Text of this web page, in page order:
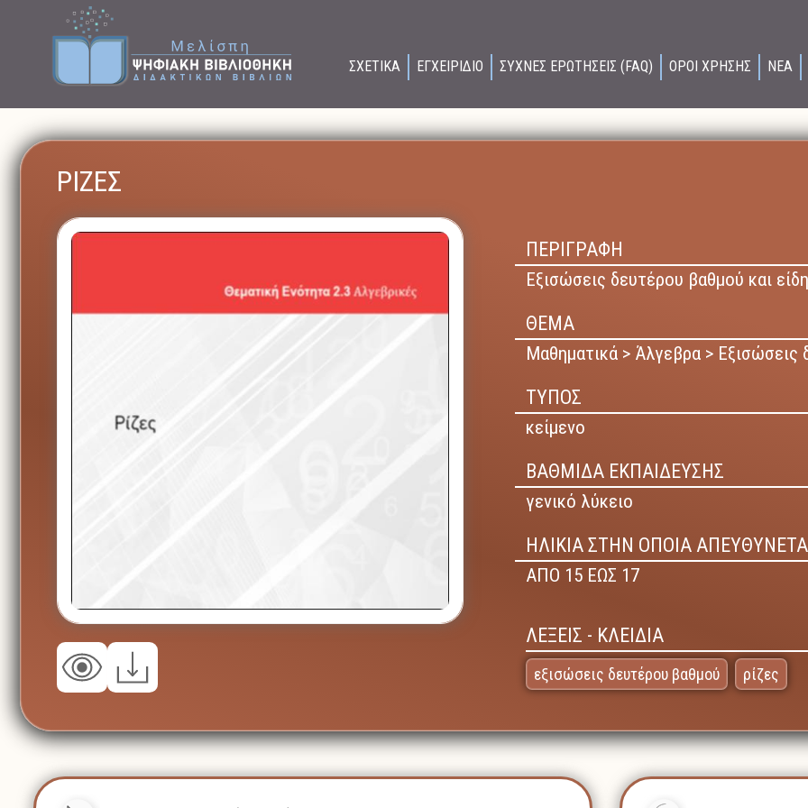
ΣΧΕΤΙΚΑ ΕΓΧΕΙΡΙΔΙΟ ΣΥΧΝΕΣ ΕΡΩΤΗΣΕΙΣ (FAQ) ΟΡΟΙ ΧΡΗΣΗΣ ΝΕΑ
ΡΙΖΕΣ
ΠΕΡΙΓΡΑΦΗ
Εξισώσεις δευτέρου βαθμού και
ΘΕΜΑ
Μαθηματικά > Άλγεβρα > Εξισώσεις
ΤΥΠΟΣ
κείμενο
ΒΑΘΜΙΔΑ ΕΚΠΑΙΔΕΥΣΗΣ
γενικό λύκειο
ΗΛΙΚΙΑ ΣΤΗΝ ΟΠΟΙΑ
ΑΠΟ 15 ΕΩΣ 17
ΛΕΞΕΙΣ - ΚΛΕΙΔΙΑ
εξισώσεις δευτέρου βαθμού ρίζες